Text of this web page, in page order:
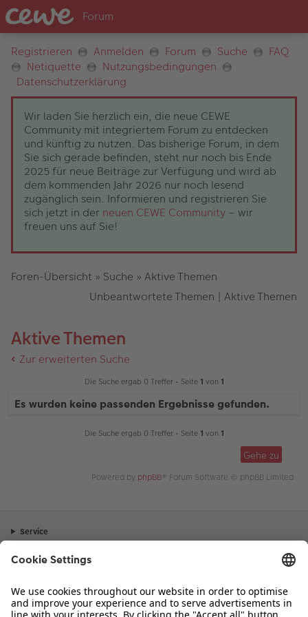
Registrieren Anmelden Forum Suche
FAQ
Netiquette
Nutzungsbedingungen
Datenschutzerklärung
Wir laden Sie herzlich ein, die neue CEWE
Community mit integriertem Forum zu entdecken
und künftig zu nutzen. Das bisherige Forum, in dem
Sie sich gerade befinden, steht nur noch bis Ende
2025 für neue Beiträge zur Verfügung und wird ab
dem kommenden Jahr 2026 nur noch lesend
zugänglich sein. Informieren und registrieren Sie
sich jetzt in der neuen CEWE Community – wir
freuen uns auf Sie!
Foren-Übersicht » Suche » Aktive Themen
Unbeantwortete Themen | Aktive Themen
Aktive Themen
Zur erweiterten Suche
Die Suche ergab 0 Treffer • Seite 1 von 1
Es wurden keine passenden Ergebnisse gefunden.
Die Suche ergab 0 Treffer • Seite 1 von 1
Gehe zu
Powered by phpBB® Forum Software © phpBB Limited
Service
Sortiment